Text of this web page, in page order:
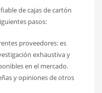
de cajas de cartón
pasos:
proveedores: es
exhaustiva y
en el mercado.
y opiniones de otros